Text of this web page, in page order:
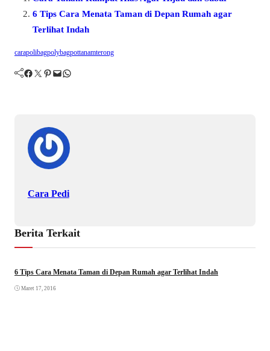
pp
6 Tips Cara Menata Taman di Depan Rumah agar
Terlihat Indah
carapolibagpolybagpottanamterong
Facebook Twitter Pinterest Mail WhatsApp
Cara Pedi
Berita Terkait
6 Tips Cara Menata Taman di Depan Rumah agar Terlihat Indah
Maret 17, 2016